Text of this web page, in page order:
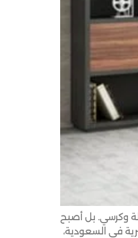
طاولة وكرسي. بل أصبح
الشركات ومدراء الموارد البشرية في السعودية،